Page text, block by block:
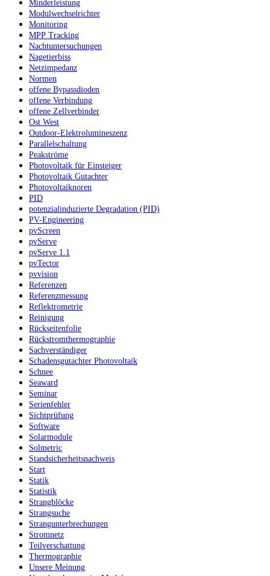
Minderleistung
Modulwechselrichter
Monitoring
MPP Tracking
Nachtuntersuchungen
Nagetierbiss
Netzimpedanz
Normen
offene Bypassdioden
offene Verbindung
offene Zellverbinder
Ost West
Outdoor-Elektrolumineszenz
Parallelschaltung
Peakströme
Photovoltaik für Einsteiger
Photovoltaik Gutachter
Photovoltaiknoren
PID
potenzialinduzierte Degradation (PID)
PV-Engineering
pvScreen
pvServe
pvServe 1.1
pvTector
pvvision
Referenzen
Referenzmessung
Reflektrometrie
Reinigung
Rückseitenfolie
Rückstromthermographie
Sachverständiger
Schadensgutachter Photovoltaik
Schnee
Seaward
Seminar
Serienfehler
Sichtprüfung
Software
Solarmodule
Solmetric
Standsicherheitsnachweis
Start
Statik
Statistik
Strangblöcke
Strangsuche
Strangunterbrechungen
Stromnetz
Teilverschattung
Thermographie
Unsere Meinung